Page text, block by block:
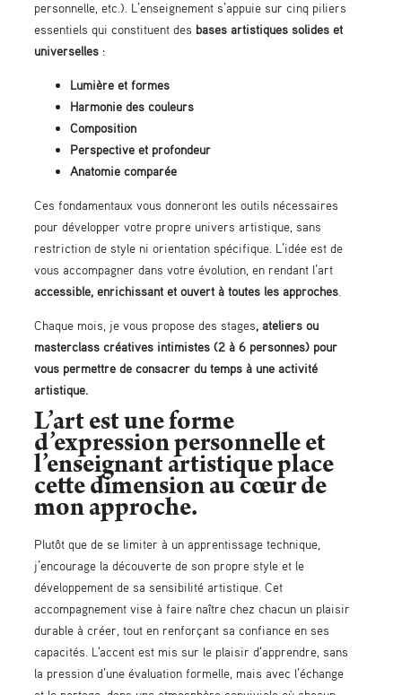
personnelle, etc.). L’enseignement s’appuie sur cinq piliers
essentiels qui constituent des bases artistiques solides et
universelles :
Lumière et formes
Harmonie des couleurs
Composition
Perspective et profondeur
Anatomie comparée
Ces fondamentaux vous donneront les outils nécessaires
pour développer votre propre univers artistique, sans
restriction de style ni orientation spécifique. L’idée est de
vous accompagner dans votre évolution, en rendant l’art
accessible, enrichissant et ouvert à toutes les approches
Chaque mois, je vous propose des stages, ateliers ou
masterclass créatives intimistes (2 à 6 personnes) pour
vous permettre de consacrer du temps à une activité
artistique.
L’art est une forme
d’expression personnelle et
l’enseignant artistique place
cette dimension au cœur de
mon approche.
Plutôt que de se limiter à un apprentissage technique,
j’encourage la découverte de son propre style et le
développement de sa sensibilité artistique. Cet
accompagnement vise à faire naître chez chacun un plaisir
durable à créer, tout en renforçant sa confiance en ses
capacités. L'accent est mis sur le plaisir d'apprendre, sans
la pression d’une évaluation formelle, mais avec l’échange